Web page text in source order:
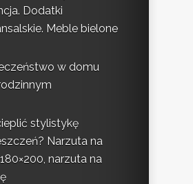
Dodatki
Meble bielone
w domu
stylistykę
Narzuta na
narzuta na